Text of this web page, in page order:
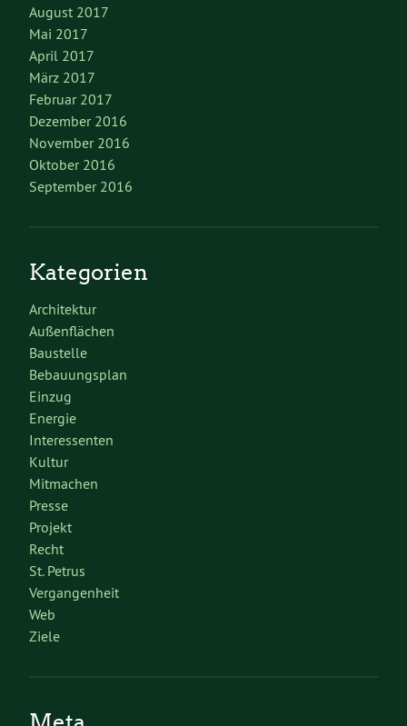
August 2017
Mai 2017
April 2017
März 2017
Februar 2017
Dezember 2016
November 2016
Oktober 2016
September 2016
Kategorien
Architektur
Außenflächen
Baustelle
Bebauungsplan
Einzug
Energie
Interessenten
Kultur
Mitmachen
Presse
Projekt
Recht
St. Petrus
Vergangenheit
Web
Ziele